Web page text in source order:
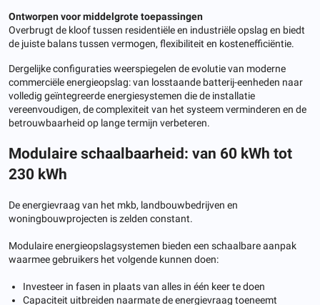
Ontworpen voor middelgrote toepassingen
Overbrugt de kloof tussen residentiële en industriële opslag en biedt
de juiste balans tussen vermogen, flexibiliteit en kostenefficiëntie.
Dergelijke configuraties weerspiegelen de evolutie van moderne
commerciële energieopslag: van losstaande batterij-eenheden naar
volledig geïntegreerde energiesystemen die de installatie
vereenvoudigen, de complexiteit van het systeem verminderen en de
betrouwbaarheid op lange termijn verbeteren.
Modulaire schaalbaarheid: van 60 kWh tot
230 kWh
De energievraag van het mkb, landbouwbedrijven en
woningbouwprojecten is zelden constant.
Modulaire energieopslagsystemen bieden een schaalbare aanpak
waarmee gebruikers het volgende kunnen doen:
Investeer in fasen in plaats van alles in één keer te doen
Capaciteit uitbreiden naarmate de energievraag toeneemt